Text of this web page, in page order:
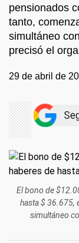
pensionados
tanto,
simultáneo
precisó el
29 de abril de
El bono de
hasta $ 36.675,
simultáneo